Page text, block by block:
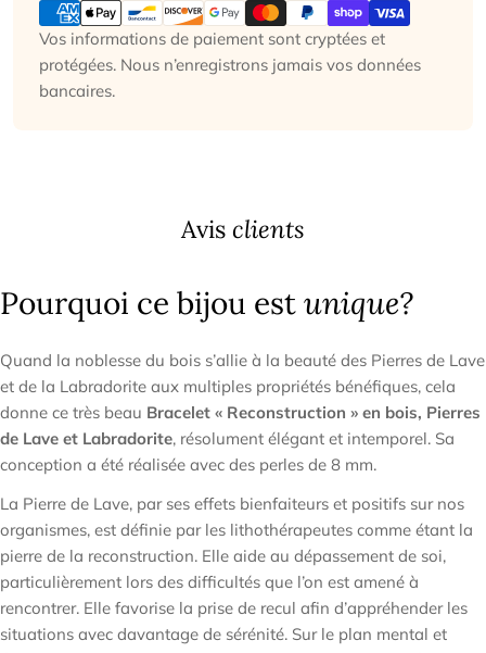
de
paiement
Vos informations de paiement sont cryptées et
protégées. Nous n’enregistrons jamais vos données
bancaires.
Avis clients
Pourquoi ce bijou estunique?
Quand la noblesse du bois s’allie à la beauté des Pierres de Lave
et de la Labradorite aux multiples propriétés bénéfiques, cela
donne ce très beau Bracelet « Reconstruction » en bois, Pierres
de Lave et Labradorite, résolument élégant et intemporel. Sa
conception a été réalisée avec des perles de 8 mm.
La Pierre de Lave, par ses effets bienfaiteurs et positifs sur nos
organismes, est définie par les lithothérapeutes comme étant la
pierre de la reconstruction. Elle aide au dépassement de soi,
particulièrement lors des difficultés que l’on est amené à
rencontrer. Elle favorise la prise de recul afin d’appréhender les
situations avec davantage de sérénité. Sur le plan mental et